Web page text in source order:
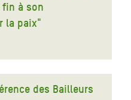
à son
la paix"
des Bailleurs